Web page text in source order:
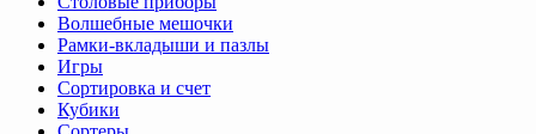
Волшебные мешочки
Рамки-вкладыши и пазлы
Игры
Сортировка и счет
Кубики